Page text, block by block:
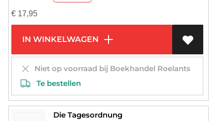
€17,95
IN WINKELWAGEN
Niet op voorraad bij Boekhandel Roelants
Te bestellen
Die Tagesordnung